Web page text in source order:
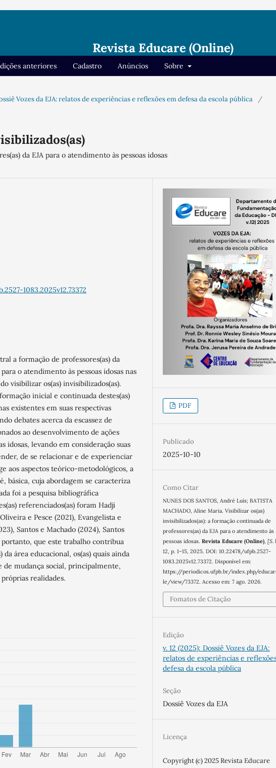
Revista Educare (Online)
anteriores Cadastro Anúncios Sobre
Vozes da EJA: relatos de experiências e reflexões em defesa da escola pública
/
da EJA para o atendimento às pessoas idosas
1083.2025v12.73372
a formação de professores(as) da
o atendimento às pessoas idosas nas
visibilizar os(as) invisibilizados(as).
inicial e continuada destes(as)
existentes em suas respectivas
debates acerca da escassez de
ao desenvolvimento de ações
idosas, levando em consideração suas
de se relacionar e de experienciar
aos aspectos teórico-metodológicos, a
básica, cuja abordagem se caracteriza
foi a pesquisa bibliográfica
referenciados(as) foram Hadji
e Pesce (2021), Evangelista e
Santos e Machado (2024), Santos
que este trabalho contribua
da área educacional, os(as) quais ainda
de mudança social, principalmente,
realidades.
PDF
Publicado
2025-10-10
Como Citar
NUNES DOS SANTOS, André Luís; BATISTA
MACHADO, Aline Maria. Visibilizar os(as)
invisibilizados(as): a formação continuada de
professores(as) da EJA para o atendimento às
pessoas idosas.Revista Educare (Online) ,[S.
12, p. 1–15, 2025. DOI: 10.22478/ufpb.2527-
1083.2025v12.73372. Disponível em:
https://periodicos.ufpb.br/index.php/
le/view/73372. Acesso em: 7 ago. 2026.
Fomatos de Citação
Edição
v. 12 (2025): Dossiê Vozes da EJA:
relatos de experiências e
defesa da escola pública
Seção
Dossiê Vozes da EJA
Licença
Copyright (c) 2025 Revista Educare